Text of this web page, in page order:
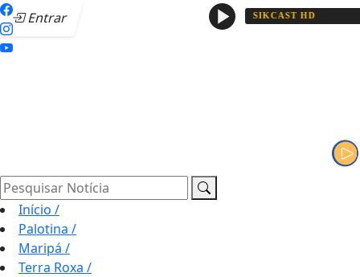
Entrar
Pesquisar Notícia
Início /
Palotina /
Maripá /
Terra Roxa /